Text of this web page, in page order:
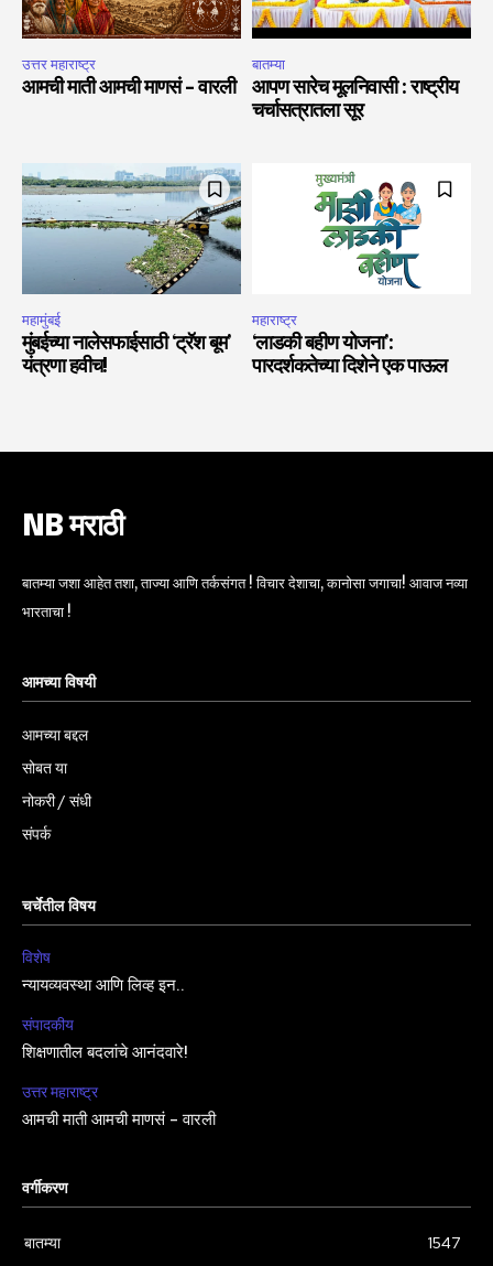
उत्तर महाराष्ट्र
आमची माती आमची माणसं – वारली
बातम्या
आपण सारेच मूलनिवासी : राष्ट्रीय
चर्चासत्रातला सूर
महामुंबई
मुंबईच्या नालेसफाईसाठी ‘ट्रॅश बूम’
यंत्रणा हवीच!
महाराष्ट्र
‘लाडकी बहीण योजना’:
पारदर्शकतेच्या दिशेने एक पाऊल
NB मराठी
बातम्या जशा आहेत तशा, ताज्या आणि तर्कसंगत ! विचार देशाचा, कानोसा जगाचा! आवाज नव्या
भारताचा !
आमच्या विषयी
आमच्या बद्दल
सोबत या
नोकरी / संधी
संपर्क
चर्चेतील विषय
विशेष
न्यायव्यवस्था आणि लिव्ह इन..
संपादकीय
शिक्षणातील बदलांचे आनंदवारे!
उत्तर महाराष्ट्र
आमची माती आमची माणसं – वारली
वर्गीकरण
बातम्या 1547